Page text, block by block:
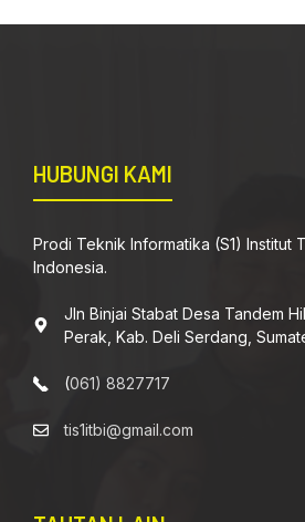
HUBUNGI KAMI
Prodi Teknik Informatika (S1) Institut
Indonesia.
Jln Binjai Stabat Desa Tandem
Perak, Kab. Deli Serdang,
(061) 8827717
tis1itbi@gmail.com